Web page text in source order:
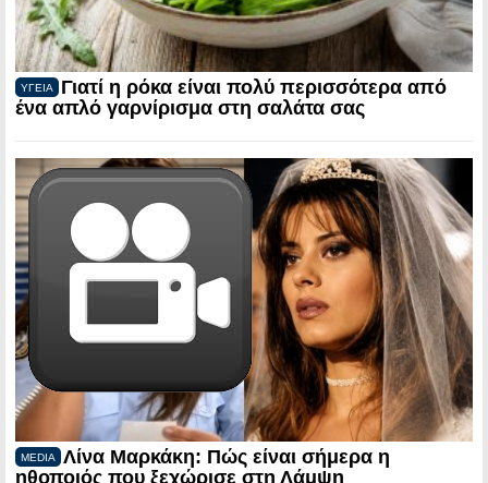
ΥΓΕΙΑ
Γιατί η ρόκα είναι πολύ περισσότερα από
ένα απλό γαρνίρισμα στη σαλάτα σας
MEDIA
Λίνα Μαρκάκη: Πώς είναι σήμερα η
ηθοποιός που ξεχώρισε στη Λάμψη